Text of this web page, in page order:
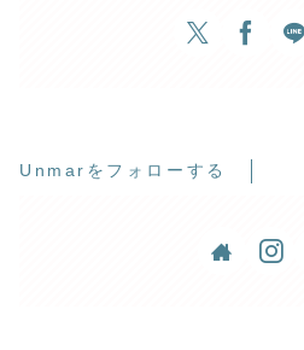
Unmarをフォローする